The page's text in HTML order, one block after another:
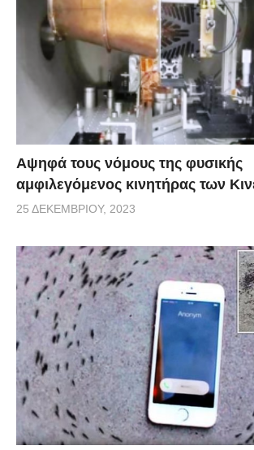
κατέληξε εκεί, αδυνατούσε να
εικόνα που είχε στο μυαλό του είναι,
προηγούμενη μέρα το απόγευμα, να
δουλειά του. Το τι έγινε από εκεί και
δεν θα το μάθουμε…
Αψηφά τους νόμους της φυσικής
αμφιλεγόμενος κινητήρας των
25 ΔΕΚΕΜΒΡΊΟΥ, 2023